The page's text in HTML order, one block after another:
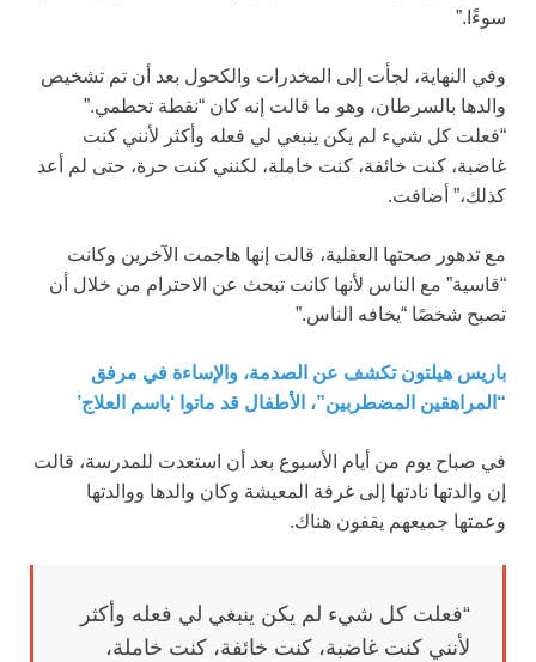
سوءًا.”
وفي النهاية، لجأت إلى المخدرات والكحول بعد أن تم تشخيص
والدها بالسرطان، وهو ما قالت إنه كان “نقطة تحطمي.”
“فعلت كل شيء لم يكن ينبغي لي فعله وأكثر لأنني كنت
غاضبة، كنت خائفة، كنت خاملة، لكنني كنت حرة، حتى لم أعد
كذلك،” أضافت.
مع تدهور صحتها العقلية، قالت إنها هاجمت الآخرين وكانت
“قاسية” مع الناس لأنها كانت تبحث عن الاحترام من خلال أن
تصبح شخصًا “يخافه الناس.”
باريس هيلتون تكشف عن الصدمة، والإساءة في مرفق
“المراهقين المضطربين”، الأطفال قد ماتوا ‘باسم العلاج’
في صباح يوم من أيام الأسبوع بعد أن استعدت للمدرسة، قالت
إن والدتها نادتها إلى غرفة المعيشة وكان والدها ووالدتها
وعمتها جميعهم يقفون هناك.
“فعلت كل شيء لم يكن ينبغي لي فعله وأكثر
لأنني كنت غاضبة، كنت خائفة، كنت خاملة،